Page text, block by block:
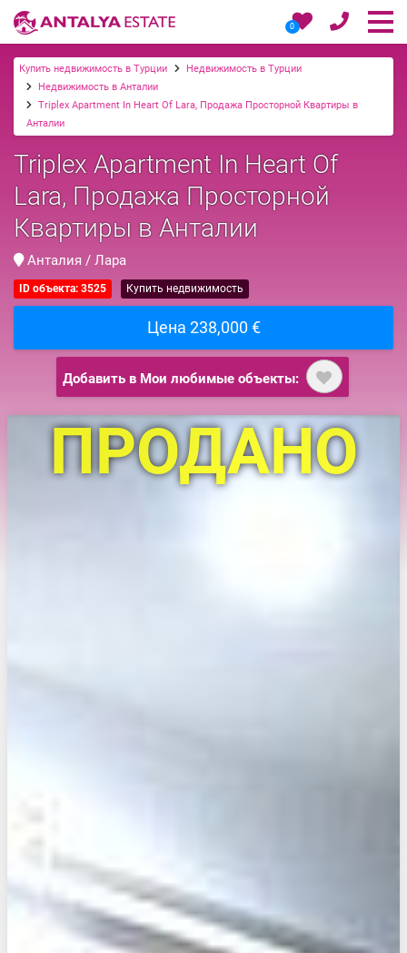
0
Купить недвижимость в Турции
Недвижимость в Турции
Недвижимость в Анталии
Triplex Apartment In Heart Of Lara, Продажа Просторной Квартиры в
Анталии
Triplex Apartment In Heart Of
Lara, Продажа Просторной
Квартиры в Анталии
Анталия / Лара
ID объекта: 3525 Купить недвижимость
Цена 238,000 €
Добавить в Мои любимые объекты:
ПРОДАНО